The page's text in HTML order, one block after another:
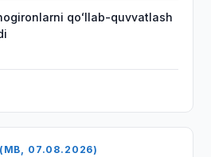
qoʻllab-quvvatlash
(MB, 07.08.2026)